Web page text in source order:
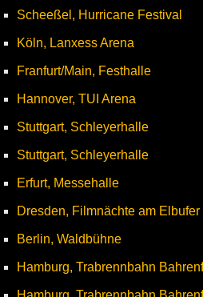
Scheeßel, Hurricane Festival
Köln, Lanxess Arena
Franfurt/Main, Festhalle
Hannover, TUI Arena
Stuttgart, Schleyerhalle
Stuttgart, Schleyerhalle
Erfurt, Messehalle
Dresden, Filmnächte am Elbufer
Berlin, Waldbühne
Hamburg, Trabrennbahn